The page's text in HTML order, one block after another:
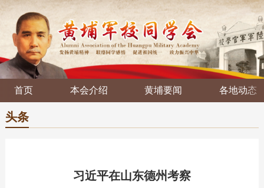
首页 本会介绍 黄埔要闻 各地动态
头条
习近平在山东德州考察